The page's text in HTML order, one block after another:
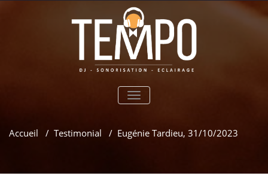
TOGGLE
Accueil / Testimonial / Eugénie Tardieu, 31/10/2023